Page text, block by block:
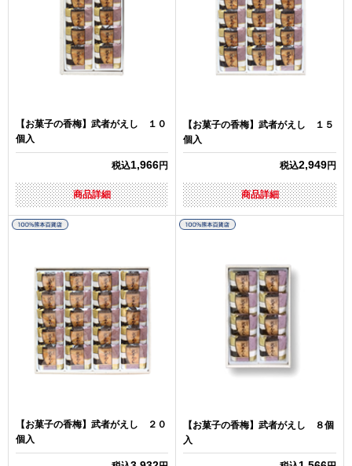
【お菓子の香梅】武者がえし １０
個入
税込1,966円
商品詳細
【お菓子の香梅】武者がえし １５
個入
税込2,949円
商品詳細
【お菓子の香梅】武者がえし ２０
個入
【お菓子の香梅】武者がえし ８個
入